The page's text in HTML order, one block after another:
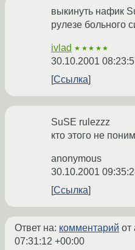
выкинуть нафик
рулезе больного
ivlad ★★★★★
30.10.2001
Ссылка
SuSE rulezzz
кто этого не
anonymous
30.10.2001
Ссылка
Ответ на: комментарий от
07:31:12 +00:00